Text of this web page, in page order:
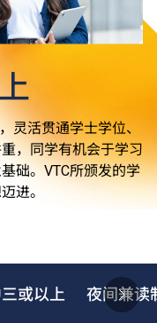
灵活贯通学士学位、
，同学有机会于学习
础。VTC所颁发的学
进。
或以上 夜间兼读